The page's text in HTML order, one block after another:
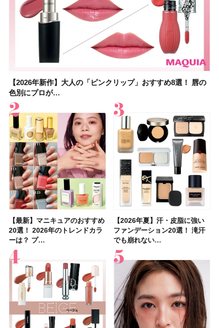
【2026年新作】大人の「ピンクリップ」おすすめ8選！ 唇の
色別にプロが…
【最新】マニキュアのおすすめ
20選！ 2026年のトレンドカラ
ーは？ プ…
【2026年夏】汗・皮脂に強い
ファンデーション20選！ 滝汗
でも崩れない…
【上田竜也さんのマイベストコスメ５選】大人になって開眼
したからこそ愛が深…
【石井美保さん】おすすめの
「ブライトニング」11選！ ス
キンケアからサプ…
【クリスマスコフレ2026】ク
リニークのホリデーコフレを一
挙紹介！ 人気…
【2026年新作】大人の「ピンクリップ」おすすめ8選！ 唇の
色別にプロが…
【最新】マニキュアのおすすめ
20選！ 2026年のトレンドカラ
ーは？ プ…
【2026年夏】汗・皮脂に強い
ファンデーション20選！ 滝汗
でも崩れない…
【2026夏】「香水・フレグランス」ランキングTOP5！＜美
容マニア・マ…
【2026年】ボディ用日焼け止
めUVのおすすめ20選！ この夏
注目の人気…
【2026夏】「リップケア」ラ
ンキングTOP5！＜美容マニア
集団・マキア…
【2026年最新】ダイエットや腸活におすすめの食品・ドリン
ク6選！ 美活…
【2026夏】「歯磨き粉・オー
ラルケア」ランキングTOP5！
＜美容マニア…
【板野友美さんの美活】「最
近、下の歯の矯正を再開したん
です」オーラルケア…
【2026年夏】40代におすすめの髪型30選！ 若く見える・手
入れが楽な…
【2026年夏】おすすめの髪型
36選！ショート・ボブ・ミディ
アム・ロング…
【2026年夏】小顔に見えるボ
ブの髪型37選！ レイヤー・切
りっぱなしな…
【フォロー＆いいねで当たる】中国割烹旅館 掬水亭の宿泊券
を1組2名様にプ…
【鈴木えみさんの愛用品30選】
コスメ・スキンケア・ヘアケア
etc.お気に…
【無印良品】スキンケア×衣料
素材の最強タッグで実現！ 着
るだけで保湿でき…
【セザンヌ】8/7新色追加！「ウォータリーティントリップ
」10モモピュ…
【ルナソルアイシャドウ】アイ
カラーレーションN新色・限定
色をイエベ・ブ…
【セザンヌ】「ブライトカラー
シーラー」新色グリーンが8/7
に発売｜既存色…